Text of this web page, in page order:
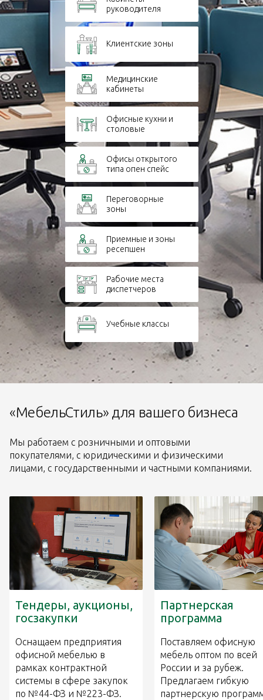
руководителя
Клиентские зоны
Медицинские
кабинеты
Офисные кухни и
столовые
Офисы открытого
типа опен спейс
Переговорные
зоны
Приемные и зоны
ресепшен
Рабочие места
диспетчеров
Учебные классы
«МебельСтиль» для вашего бизнеса
Мы работаем с розничными и оптовыми
покупателями, с юридическими и физическими
лицами, с государственными и частными компаниями.
Тендеры, аукционы,
госзакупки
Оснащаем предприятия
офисной мебелью в
рамках контрактной
системы в сфере закупок
по №44-ФЗ и №223-ФЗ.
Партнерская
программа
Поставляем офисную
мебель оптом по всей
России и за рубеж.
Предлагаем гибкую
партнерскую